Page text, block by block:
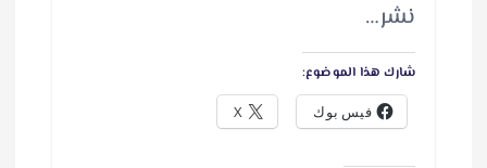
نشر…
شارك هذا الموضوع:
فيس بوك X